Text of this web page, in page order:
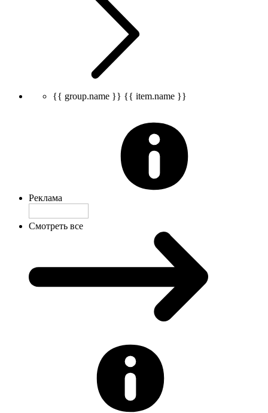
{{ group.name }} {{ item.name }}
Реклама
Смотреть все